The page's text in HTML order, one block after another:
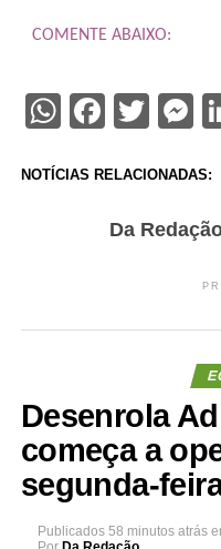
COMENTE ABAIXO:
WhatsApp
NOTÍCIAS RELACIONADAS:
Da
Desenrola
começa a
segunda-
Publicados 58 minutos atrás